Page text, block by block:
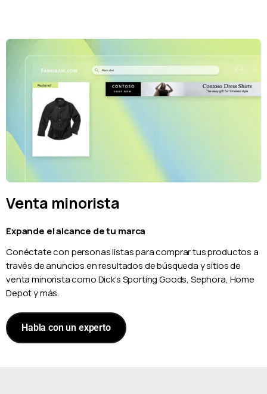
Venta minorista
Expande el alcance de tu marca
Conéctate con personas listas para comprar tus productos a
través de anuncios en resultados de búsqueda y sitios de
venta minorista como Dick's Sporting Goods, Sephora, Home
Depot y más.
Habla con un experto